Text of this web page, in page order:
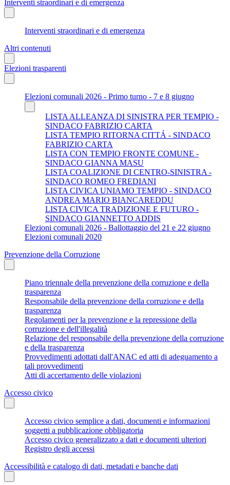
Interventi straordinari e di emergenza
Interventi straordinari e di emergenza
Altri contenuti
Elezioni trasparenti
Elezioni comunali 2026 - Primo turno - 7 e 8 giugno
LISTA ALLEANZA DI SINISTRA PER TEMPIO -
SINDACO FABRIZIO CARTA
LISTA TEMPIO RITORNA CITTÁ - SINDACO
FABRIZIO CARTA
LISTA CON TEMPIO FRONTE COMUNE -
SINDACO GIANNA MASU
LISTA COALIZIONE DI CENTRO-SINISTRA -
SINDACO ROMEO FREDIANI
LISTA CIVICA UNIAMO TEMPIO - SINDACO
ANDREA MARIO BIANCAREDDU
LISTA CIVICA TRADIZIONE E FUTURO -
SINDACO GIANNETTO ADDIS
Elezioni comunali 2026 - Ballottaggio del 21 e 22 giugno
Elezioni comunali 2020
Prevenzione della Corruzione
Piano triennale della prevenzione della corruzione e della
trasparenza
Responsabile della prevenzione della corruzione e della
trasparenza
Regolamenti per la prevenzione e la repressione della
corruzione e dell'illegalità
Relazione del responsabile della prevenzione della corruzione
e della trasparenza
Provvedimenti adottati dall'ANAC ed atti di adeguamento a
tali provvedimenti
Atti di accertamento delle violazioni
Accesso civico
Accesso civico semplice a dati, documenti e informazioni
soggetti a pubblicazione obbligatoria
Accesso civico generalizzato a dati e documenti ulteriori
Registro degli accessi
Accessibilità e catalogo di dati, metadati e banche dati